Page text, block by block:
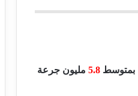
بمتوسط 5.8 مليون جرعة